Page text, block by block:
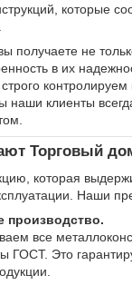
которые
получаете не
в их
контролируем
наши клиенты
Торговый
которая
Наши
производство.
все
ГОСТ. Это